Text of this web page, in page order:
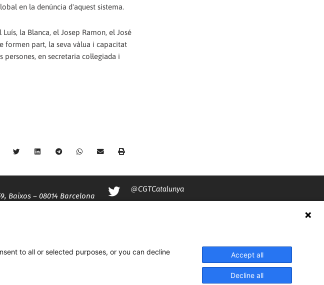
en la denúncia d'aquest sistema.
la Blanca, el Josep Ramon, el José
formen part, la seva vàlua i capacitat
en secretaria col·legiada i
Baixos – 08014 Barcelona
@CGTCatalunya
to all or selected purposes, or you can decline
Accept all
Decline all